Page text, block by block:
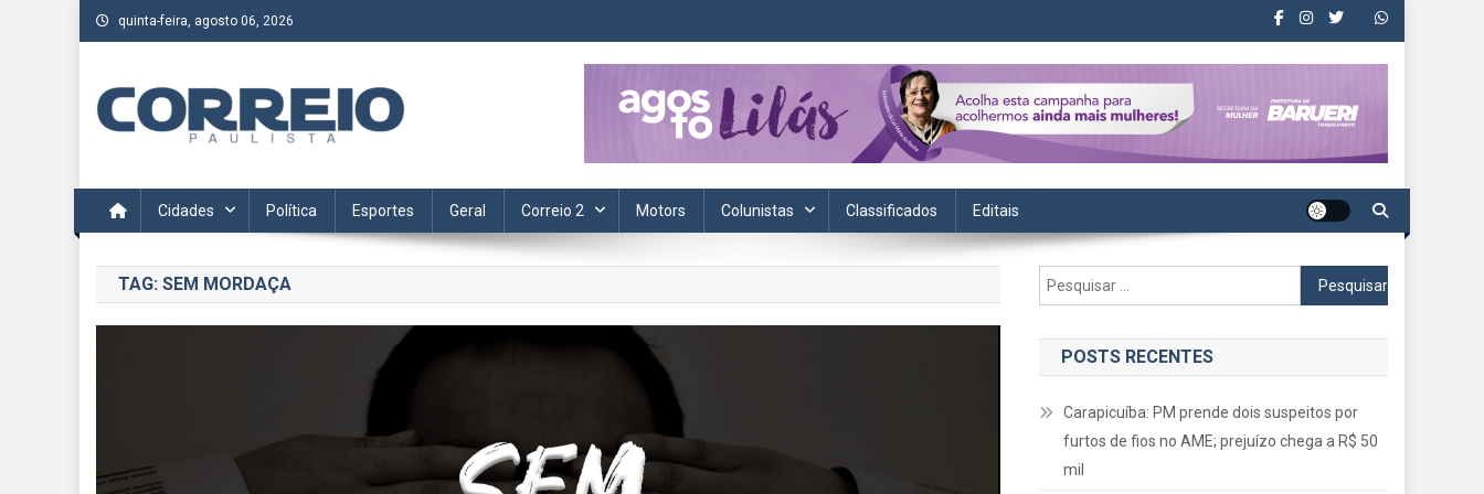
Skip
to
quinta-feira, agosto 06, 2026
Acompanhe as últimas notícias da região no Correio Paulista. Informação, política, saúde, economia, esportes e cotidiano.
Cidades Política Esportes Geral Correio 2 Motors Colunistas Classificados Editais
TAG: SEM MORDAÇA
Pesquisar
por:
POSTS RECENTES
Carapicuíba: PM prende dois suspeitos por
furtos de fios no AME; prejuízo chega a R$ 50
mil